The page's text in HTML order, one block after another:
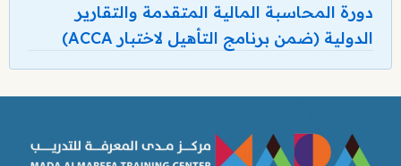
دورة المحاسبة المالية المتقدمة والتقارير
الدولية (ضمن برنامج التأهيل لاختبار ACCA)